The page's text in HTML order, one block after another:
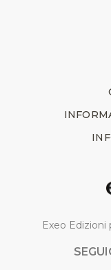
Exeo Edizioni